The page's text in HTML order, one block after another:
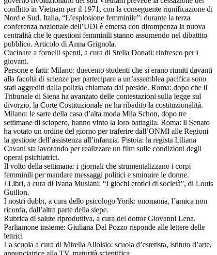
conflitto in Vietnam per il 1971, con la conseguente riunificazione di
Nord e Sud. Italia, “L’esplosione femminile”: durante la terza
conferenza nazionale dell’UDI è emersa con dirompenza la nuova
centralità che le questioni femminili stanno assumendo nel dibattito
pubblico. Articolo di Anna Grignola.
Cucinare a fornelli spenti, a cura di Stella Donati: rinfresco per i
giovani.
Persone e fatti: Milano: duecento studenti che si erano riuniti davanti
alla facoltà di scienze per partecipare a un’assemblea pacifica sono
stati aggrediti dalla polizia chiamata dal preside. Roma: dopo che il
Tribunale di Siena ha avanzato delle contestazioni sulla legge sul
divorzio, la Corte Costituzionale ne ha ribadito la costituzionalità.
Milano: le sarte della casa d’alta moda Mila Schon, dopo tre
settimane di sciopero, hanno vinto la loro battaglia. Roma: il Senato
ha votato un ordine del giorno per traferire dall’ONMI alle Regioni
la gestione dell’assistenza all’infanzia. Pistoia: la regista Liliana
Cavani sta lavorando per realizzare un film sulle condizioni degli
operai psichiatrici.
Il volto della settimana: i giornali che strumentalizzano i corpi
femminili per mandare messaggi politici e sminuire le donne.
I Libri, a cura di Ivana Musiani: “I giochi erotici di società”, di Louis
Guillon.
I nostri dubbi, a cura dello psicologo Yorik: onomania, l’amica non
ricorda, dall’altra parte della siepe.
Rubrica di salute riproduttiva, a cura del dottor Giovanni Lena.
Parliamone insieme: Giuliana Dal Pozzo risponde alle lettere delle
lettrici
La scuola a cura di Mirella Alloisio: scuola d’estetista, istituto d’arte,
annunciatrice alla TV, maturità scientifica.